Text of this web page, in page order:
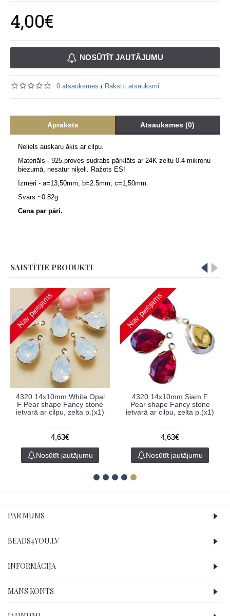
4,00€
NOSŪTĪT JAUTĀJUMU
0 atsauksmes / Rakstīt atsauksmi
Apraksts Atsauksmes (0)
Neliels auskaru āķis ar cilpu.
Materiāls - 925.proves sudrabs pārklāts ar 24K zeltu 0.4 mikronu
biezumā, nesatur niķeli. Ražots ES!
Izmēri - a=13,50mm; b=2.5mm; c=1,50mm.
Svars ~0.82g.
Cena par pāri.
SAISTĪTIE PRODUKTI
Nav pieejams
4320 14x10mm White Opal
F Pear shape Fancy stone
ietvarā ar cilpu, zelta p.(x1)
4,63€
Nosūtīt jautājumu
Nav pieejams
4320 14x10mm Siam F
Pear shape Fancy stone
ietvarā ar cilpu, zelta p.(x1)
4,63€
Nosūtīt jautājumu
PAR MUMS
BEADS4YOU.LV
INFORMĀCIJA
MANS KONTS